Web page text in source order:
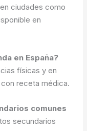
ciudades como
en
en España?
físicas y en
receta médica.
comunes
secundarios